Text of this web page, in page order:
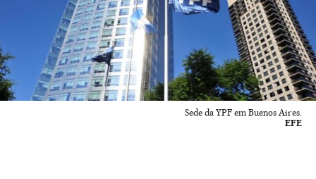
Sede da YPF em Buenos Aires.
EFE